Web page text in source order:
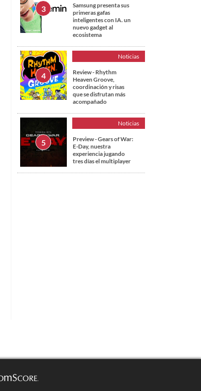
Samsung presenta sus
primeras gafas
inteligentes con IA. un
nuevo gadget al
ecosistema
Noticias
Review - Rhythm
Heaven Groove,
coordinación y risas
que se disfrutan más
acompañado
Noticias
Preview - Gears of War:
E-Day, nuestra
experiencia jugando
tres días el multiplayer